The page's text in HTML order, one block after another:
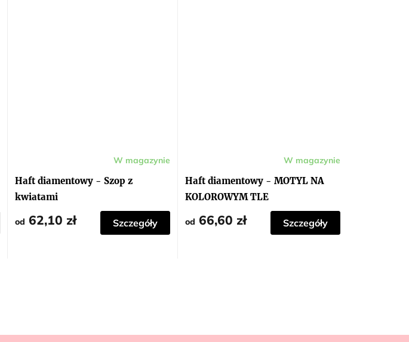
Haft diamentowy - Szop z
kwiatami
W magazynie
od 62,10 zł Szczegóły
Haft diamentowy - MOTYL NA
KOLOROWYM TLE
W magazynie
od 66,60 zł Szczegóły